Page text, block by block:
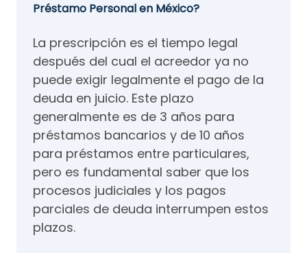
Préstamo Personal en México?
La prescripción es el tiempo legal
después del cual el acreedor ya no
puede exigir legalmente el pago de la
deuda en juicio. Este plazo
generalmente es de 3 años para
préstamos bancarios y de 10 años
para préstamos entre particulares,
pero es fundamental saber que los
procesos judiciales y los pagos
parciales de deuda interrumpen estos
plazos.